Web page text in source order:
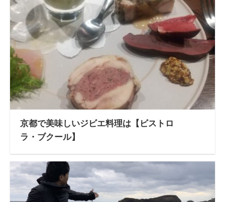
京都で美味しいジビエ料理は【ビストロ
ラ・ブクール】